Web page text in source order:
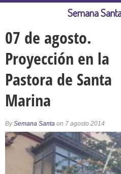
07 de agosto.
Proyección en la
Pastora de Santa
Marina
BySemana Santa on 7 agosto 2014
Semana